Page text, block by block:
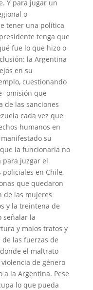
Y para jugar un
o
tener una política
tenga que
fue lo que hizo o
la Argentina
en su
cuestionando
omisión que
de las sanciones
cada vez que
humanos en
su
la funcionaria no
para juzgar el
en Chile,
que quedaron
de las mujeres
y la treintena de
señalar la
y malos tratos y
de las fuerzas de
el maltrato
de género
a la Argentina. Pese
lo que pueda